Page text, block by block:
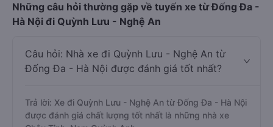
Những câu hỏi thường gặp về tuyến xe từ Đống Đa -
Hà Nội đi Quỳnh Lưu - Nghệ An
Câu hỏi: Nhà xe đi Quỳnh Lưu - Nghệ An từ
Đống Đa - Hà Nội được đánh giá tốt nhất?
Trả lời: Xe đi Quỳnh Lưu - Nghệ An từ Đống Đa - Hà Nội
được đánh giá chất lượng tốt nhất là những nhà xe